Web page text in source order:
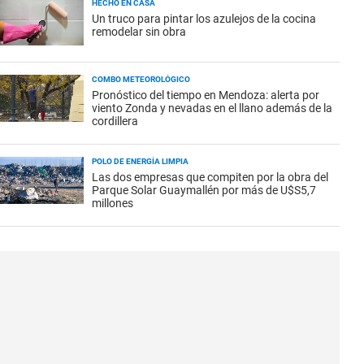
HECHO EN CASA
Un truco para pintar los azulejos de la cocina
remodelar sin obra
COMBO METEOROLÓGICO
Pronóstico del tiempo en Mendoza: alerta por
viento Zonda y nevadas en el llano además de la
cordillera
POLO DE ENERGÍA LIMPIA
Las dos empresas que compiten por la obra del
Parque Solar Guaymallén por más de U$S5,7
millones